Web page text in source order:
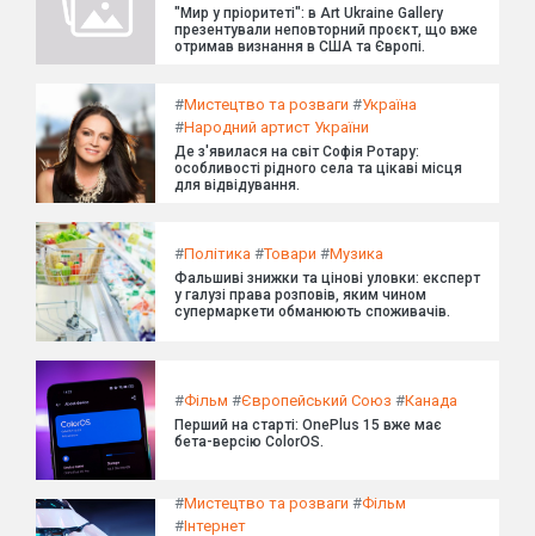
"Мир у пріоритеті": в Art Ukraine Gallery
презентували неповторний проєкт, що вже
отримав визнання в США та Європі.
#Мистецтво та розваги #Україна
#Народний артист України
Де з'явилася на світ Софія Ротару:
особливості рідного села та цікаві місця
для відвідування.
#Політика #Товари #Музика
Фальшиві знижки та цінові уловки: експерт
у галузі права розповів, яким чином
супермаркети обманюють споживачів.
#Фільм #Європейський Союз #Канада
Перший на старті: OnePlus 15 вже має
бета-версію ColorOS.
#Мистецтво та розваги #Фільм
#Інтернет